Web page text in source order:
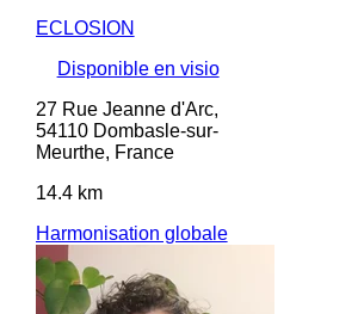
ECLOSION
Disponible en visio
27 Rue Jeanne d'Arc,
54110 Dombasle-sur-
Meurthe, France
14.4 km
Harmonisation globale